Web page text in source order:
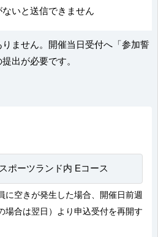
いと送信できません
ません。開催当日受付へ「参加誓
出が必要です。
に空きが発生した場合、開催日前週
場合は翌日）より申込受付を再開す